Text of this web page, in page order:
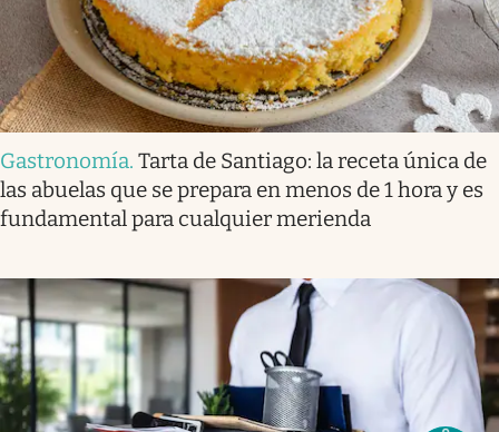
Gastronomía. Tarta de Santiago: la receta única de
las abuelas que se prepara en menos de 1 hora y es
fundamental para cualquier merienda